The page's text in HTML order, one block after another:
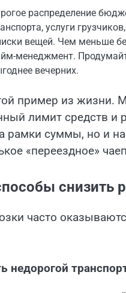
распределение
услуги
вещей. Чем меньше
менеджмент.
вечерних.
пример из жизни.
лимит средств и
рамки суммы, но и
«переездное»
снизить
часто
недорогой